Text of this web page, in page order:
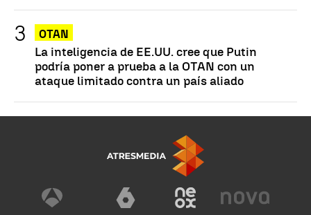
OTAN
La inteligencia de EE.UU. cree que Putin
podría poner a prueba a la OTAN con un
ataque limitado contra un país aliado